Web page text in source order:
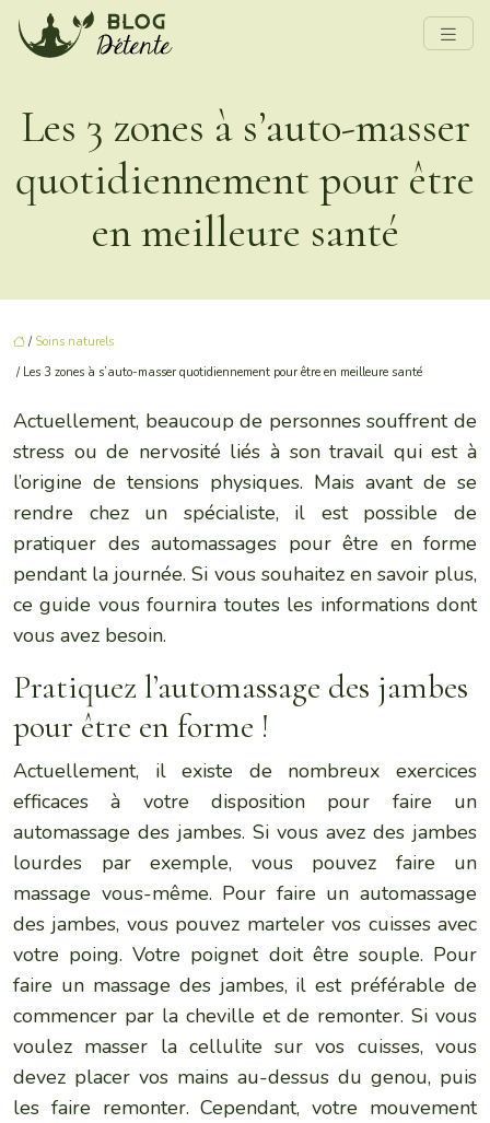
Les 3 zones à s’auto-masser
quotidiennement pour être
en meilleure santé
/ Soins naturels
/ Les 3 zones à s’auto-masser quotidiennement pour être en meilleure santé
Actuellement, beaucoup de personnes souffrent de
stress ou de nervosité liés à son travail qui est à
l’origine de tensions physiques. Mais avant de se
rendre chez un spécialiste, il est possible de
pratiquer des automassages pour être en forme
pendant la journée. Si vous souhaitez en savoir plus,
ce guide vous fournira toutes les informations dont
vous avez besoin.
Pratiquez l’automassage des jambes
pour être en forme !
Actuellement, il existe de nombreux exercices
efficaces à votre disposition pour faire un
automassage des jambes. Si vous avez des jambes
lourdes par exemple, vous pouvez faire un
massage vous-même. Pour faire un automassage
des jambes, vous pouvez marteler vos cuisses avec
votre poing. Votre poignet doit être souple. Pour
faire un massage des jambes, il est préférable de
commencer par la cheville et de remonter. Si vous
voulez masser la cellulite sur vos cuisses, vous
devez placer vos mains au-dessus du genou, puis
les faire remonter. Cependant, votre mouvement